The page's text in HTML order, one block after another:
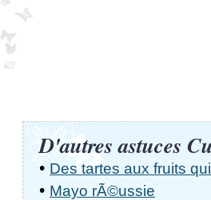
D'autres astuces
• Des tartes aux fruits
• Mayo rÃ©ussie